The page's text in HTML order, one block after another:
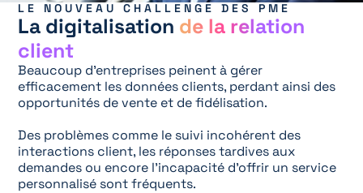
LE NOUVEAU CHALLENGE DES PME
La digitalisation de la relation
client
Beaucoup d’entreprises peinent à gérer
efficacement les données clients, perdant ainsi des
opportunités de vente et de fidélisation.
Des problèmes comme le suivi incohérent des
interactions client, les réponses tardives aux
demandes ou encore l’incapacité d’offrir un service
personnalisé sont fréquents.